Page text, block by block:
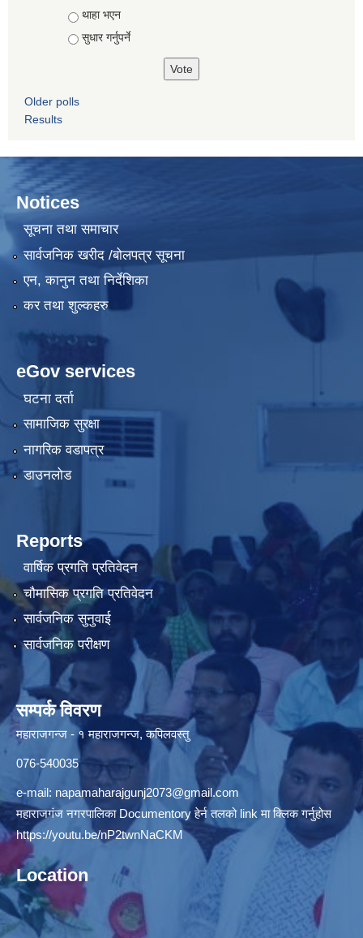
थाहा भएन
सुधार गर्नुपर्ने
Older polls
Results
Notices
सूचना तथा समाचार
सार्वजनिक खरीद /बोलपत्र सूचना
एन, कानुन तथा निर्देशिका
कर तथा शुल्कहरु
eGov services
घटना दर्ता
सामाजिक सुरक्षा
नागरिक वडापत्र
डाउनलोड
Reports
वार्षिक प्रगति प्रतिवेदन
चौमासिक प्रगति प्रतिवेदन
सार्वजनिक सुनुवाई
सार्वजनिक परीक्षण
सम्पर्क विवरण
महाराजगन्ज - १ महाराजगन्ज, कपिलवस्तु
076-540035
e-mail: napamaharajgunj2073@gmail.com
महाराजगंज नगरपालिका Documentory हेर्न तलको link मा क्लिक गर्नुहोस
https://youtu.be/nP2twnNaCKM
Location